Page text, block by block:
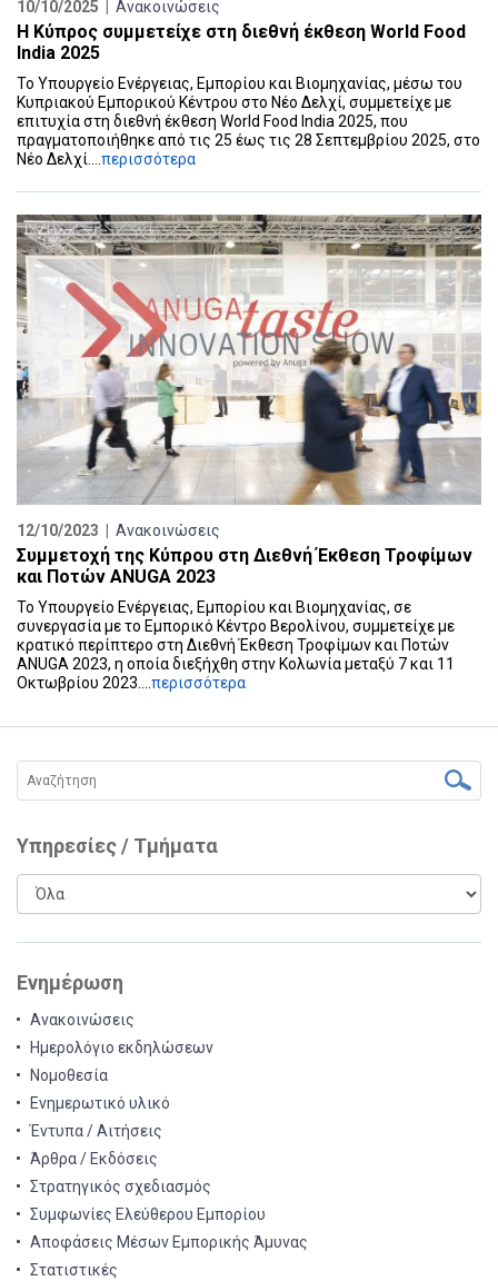
10/10/2025 | Ανακοινώσεις
Η Κύπρος συμμετείχε στη διεθνή έκθεση World Food
India 2025
Το Υπουργείο Ενέργειας, Εμπορίου και Βιομηχανίας, μέσω του
Κυπριακού Εμπορικού Κέντρου στο Νέο Δελχί, συμμετείχε με
επιτυχία στη διεθνή έκθεση World Food India 2025, που
πραγματοποιήθηκε από τις 25 έως τις 28 Σεπτεμβρίου 2025, στο
Νέο Δελχί....περισσότερα
12/10/2023 | Ανακοινώσεις
Συμμετοχή της Κύπρου στη Διεθνή Έκθεση Τροφίμων
και Ποτών ANUGA 2023
Το Υπουργείο Ενέργειας, Εμπορίου και Βιομηχανίας, σε
συνεργασία με το Εμπορικό Κέντρο Βερολίνου, συμμετείχε με
κρατικό περίπτερο στη Διεθνή Έκθεση Τροφίμων και Ποτών
ANUGA 2023, η οποία διεξήχθη στην Κολωνία μεταξύ 7 και 11
Οκτωβρίου 2023....περισσότερα
Υπηρεσίες / Τμήματα
Ενημέρωση
Ανακοινώσεις
Ημερολόγιο εκδηλώσεων
Νομοθεσία
Ενημερωτικό υλικό
Έντυπα / Αιτήσεις
Άρθρα / Εκδόσεις
Στρατηγικός σχεδιασμός
Συμφωνίες Ελεύθερου Εμπορίου
Αποφάσεις Μέσων Εμπορικής Άμυνας
Στατιστικές